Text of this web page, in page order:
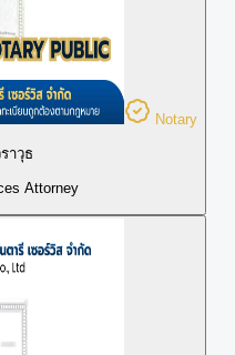
Notary
าวุธ
Attorney